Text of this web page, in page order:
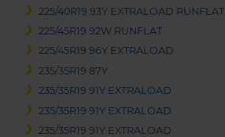
225/40R19 93Y EXTRALOAD RUNFLAT
225/45R19 92W RUNFLAT
225/45R19 96Y EXTRALOAD
235/35R19 87Y
235/35R19 91Y EXTRALOAD
235/35R19 91Y EXTRALOAD
235/35R19 91Y EXTRALOAD